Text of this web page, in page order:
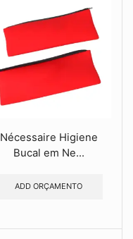
Nécessaire Higiene
Bucal em Ne...
ADD ORÇAMENTO